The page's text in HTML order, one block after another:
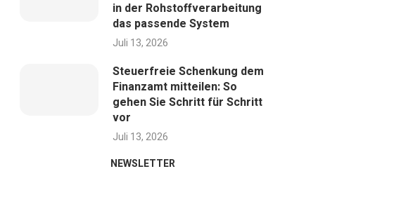
in der Rohstoffverarbeitung
das passende System
Juli 13, 2026
Steuerfreie Schenkung dem
Finanzamt mitteilen: So
gehen Sie Schritt für Schritt
vor
Juli 13, 2026
NEWSLETTER